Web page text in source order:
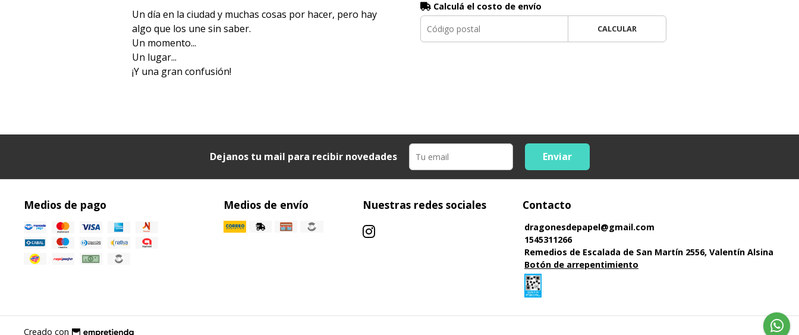
Un día en la ciudad y muchas cosas por hacer, pero hay
algo que los une sin saber.
Un momento...
Un lugar...
¡Y una gran confusión!
Calculá el costo de envío
CALCULAR
Dejanos tu mail para recibir novedades Enviar
Medios de pago Medios de envío Nuestras redes sociales Contacto
dragonesdepapel@gmail.com
1545311266
Remedios de Escalada de San Martín 2556, Valentín Alsina
Botón de arrepentimiento
Creado con